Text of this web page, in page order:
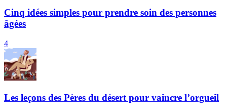
Cinq idées simples pour prendre soin des personnes
âgées
4
Les leçons des Pères du désert pour vaincre l’orgueil